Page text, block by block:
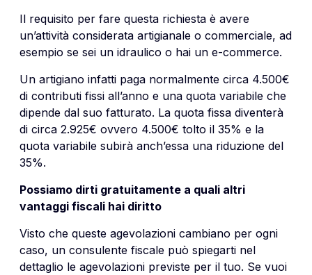
Il requisito per fare questa richiesta è avere
un’attività considerata artigianale o commerciale, ad
esempio se sei un idraulico o hai un e-commerce.
Un artigiano infatti paga normalmente circa 4.500€
di contributi fissi all’anno e una quota variabile che
dipende dal suo fatturato. La quota fissa diventerà
di circa 2.925€ ovvero 4.500€ tolto il 35% e la
quota variabile subirà anch’essa una riduzione del
35%.
Possiamo dirti gratuitamente a quali altri
vantaggi fiscali hai diritto
Visto che queste agevolazioni cambiano per ogni
caso, un consulente fiscale può spiegarti nel
dettaglio le agevolazioni previste per il tuo. Se vuoi